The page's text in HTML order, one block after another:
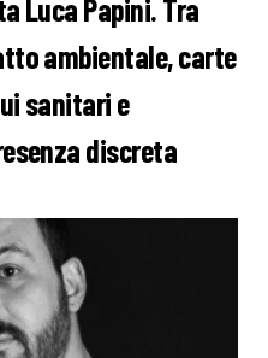
Luca Papini. Tra
ambientale, carte
sanitari e
discreta